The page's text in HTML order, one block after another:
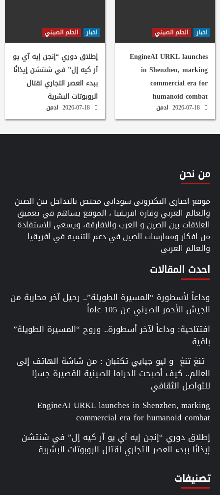
اخبار الحلم الصيني
EngineAI URKL launches
in Shenzhen, marking
commercial era for
humanoid combat
ادمن
اخبار الحلم الصيني
إطلاق دوري “إنجن إيه آي يو
آر كيه إل” في شنتشن إيذانًا
ببدء العصر التجاري لقتال
الروبوتات البشرية
ادمن
من نحن
موقع اخباري اليكتروني سوداني مختص بالتداخل بين الصين
والعالم العربي وقارة افريقيا ، الموقع يساهم في تعميق
العلاقات بين الصين و العرب والافارقة، ويسعى للاستفادة
من افكار وممارسات الصين في دعم التنمية في افريقيا
والعالم العربي
احدث المقالات
وداعاً لأسطورة “المسيرة الطويلة”.. رحيل آخر محاربة من
الجيش الأحمر الصيني عن 105 عاماً
افتتاحية: وداعاً لآخر أسطورة.. وروح “المسيرة الطويلة”
باقية
تنغ تنغ و ليو جيايي تكتبان : من شاشة الهاتف إلى
العالم.. كيف أصبحت الدراما الصينية القصيرة جسرًا
للتواصل الثقافي
EngineAI URKL launches in Shenzhen, marking
commercial era for humanoid combat
إطلاق دوري “إنجن إيه آي يو آر كيه إل” في شنتشن
إيذانًا ببدء العصر التجاري لقتال الروبوتات البشرية
تصنيفات